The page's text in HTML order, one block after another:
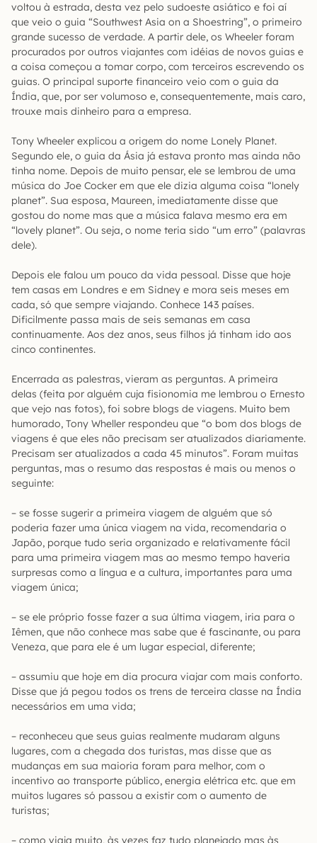
voltou à estrada, desta vez pelo sudoeste asiático e foi aí
que veio o guia “Southwest Asia on a Shoestring”, o primeiro
grande sucesso de verdade. A partir dele, os Wheeler foram
procurados por outros viajantes com idéias de novos guias e
a coisa começou a tomar corpo, com terceiros escrevendo os
guias. O principal suporte financeiro veio com o guia da
Índia, que, por ser volumoso e, consequentemente, mais caro,
trouxe mais dinheiro para a empresa.
Tony Wheeler explicou a origem do nome Lonely Planet.
Segundo ele, o guia da Ásia já estava pronto mas ainda não
tinha nome. Depois de muito pensar, ele se lembrou de uma
música do Joe Cocker em que ele dizia alguma coisa “lonely
planet”. Sua esposa, Maureen, imediatamente disse que
gostou do nome mas que a música falava mesmo era em
“lovely planet”. Ou seja, o nome teria sido “um erro” (palavras
dele).
Depois ele falou um pouco da vida pessoal. Disse que hoje
tem casas em Londres e em Sidney e mora seis meses em
cada, só que sempre viajando. Conhece 143 países.
Dificilmente passa mais de seis semanas em casa
continuamente. Aos dez anos, seus filhos já tinham ido aos
cinco continentes.
Encerrada as palestras, vieram as perguntas. A primeira
delas (feita por alguém cuja fisionomia me lembrou o Ernesto
que vejo nas fotos), foi sobre blogs de viagens. Muito bem
humorado, Tony Wheller respondeu que “o bom dos blogs de
viagens é que eles não precisam ser atualizados diariamente.
Precisam ser atualizados a cada 45 minutos”. Foram muitas
perguntas, mas o resumo das respostas é mais ou menos o
seguinte:
– se fosse sugerir a primeira viagem de alguém que só
poderia fazer uma única viagem na vida, recomendaria o
Japão, porque tudo seria organizado e relativamente fácil
para uma primeira viagem mas ao mesmo tempo haveria
surpresas como a língua e a cultura, importantes para uma
viagem única;
– se ele próprio fosse fazer a sua última viagem, iria para o
Iêmen, que não conhece mas sabe que é fascinante, ou para
Veneza, que para ele é um lugar especial, diferente;
– assumiu que hoje em dia procura viajar com mais conforto.
Disse que já pegou todos os trens de terceira classe na Índia
necessários em uma vida;
– reconheceu que seus guias realmente mudaram alguns
lugares, com a chegada dos turistas, mas disse que as
mudanças em sua maioria foram para melhor, com o
incentivo ao transporte público, energia elétrica etc. que em
muitos lugares só passou a existir com o aumento de
turistas;
– como viaja muito, às vezes faz tudo planejado mas às